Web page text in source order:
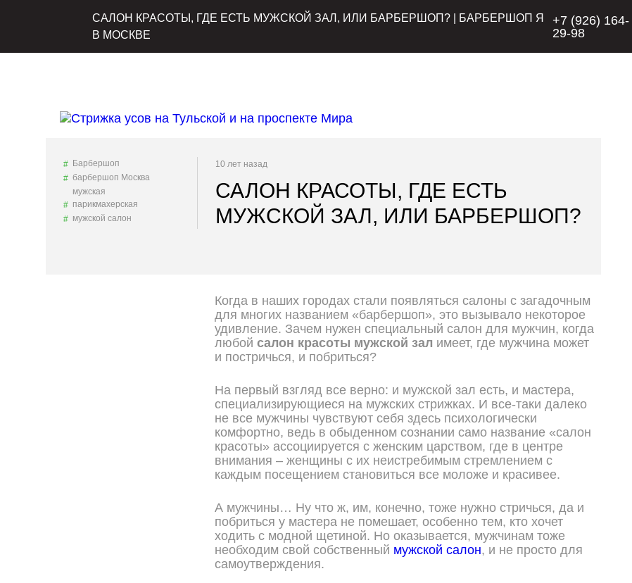
САЛОН КРАСОТЫ, ГДЕ ЕСТЬ МУЖСКОЙ ЗАЛ, ИЛИ БАРБЕРШОП? | БАРБЕРШОП Я
В МОСКВЕ
+7 (926) 164-
29-98
Барбершоп
барбершоп Москва
мужская
парикмахерская
мужской салон
10 лет назад
САЛОН КРАСОТЫ, ГДЕ ЕСТЬ
МУЖСКОЙ ЗАЛ, ИЛИ БАРБЕРШОП?
Когда в наших городах стали появляться салоны с загадочным
для многих названием «барбершоп», это вызывало некоторое
удивление. Зачем нужен специальный салон для мужчин, когда
любой салон красоты мужской зал имеет, где мужчина может
и постричься, и побриться?
На первый взгляд все верно: и мужской зал есть, и мастера,
специализирующиеся на мужских стрижках. И все-таки далеко
не все мужчины чувствуют себя здесь психологически
комфортно, ведь в обыденном сознании само название «салон
красоты» ассоциируется с женским царством, где в центре
внимания – женщины с их неистребимым стремлением с
каждым посещением становиться все моложе и красивее.
А мужчины… Ну что ж, им, конечно, тоже нужно стричься, да и
побриться у мастера не помешает, особенно тем, кто хочет
ходить с модной щетиной. Но оказывается, мужчинам тоже
необходим свой собственный мужской салон, и не просто для
самоутверждения.